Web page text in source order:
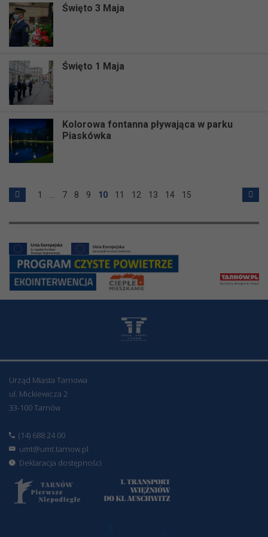
Święto 3 Maja
Święto 1 Maja
Kolorowa fontanna pływająca w parku
Piaskówka
1 7 8 9 10 11 12 13 14 15
Urząd Miasta Tarnowa
ul. Mickiewicza 2
33-100 Tarnów
(14) 688 24 00
umt@umt.tarnow.pl
Deklaracja dostępności